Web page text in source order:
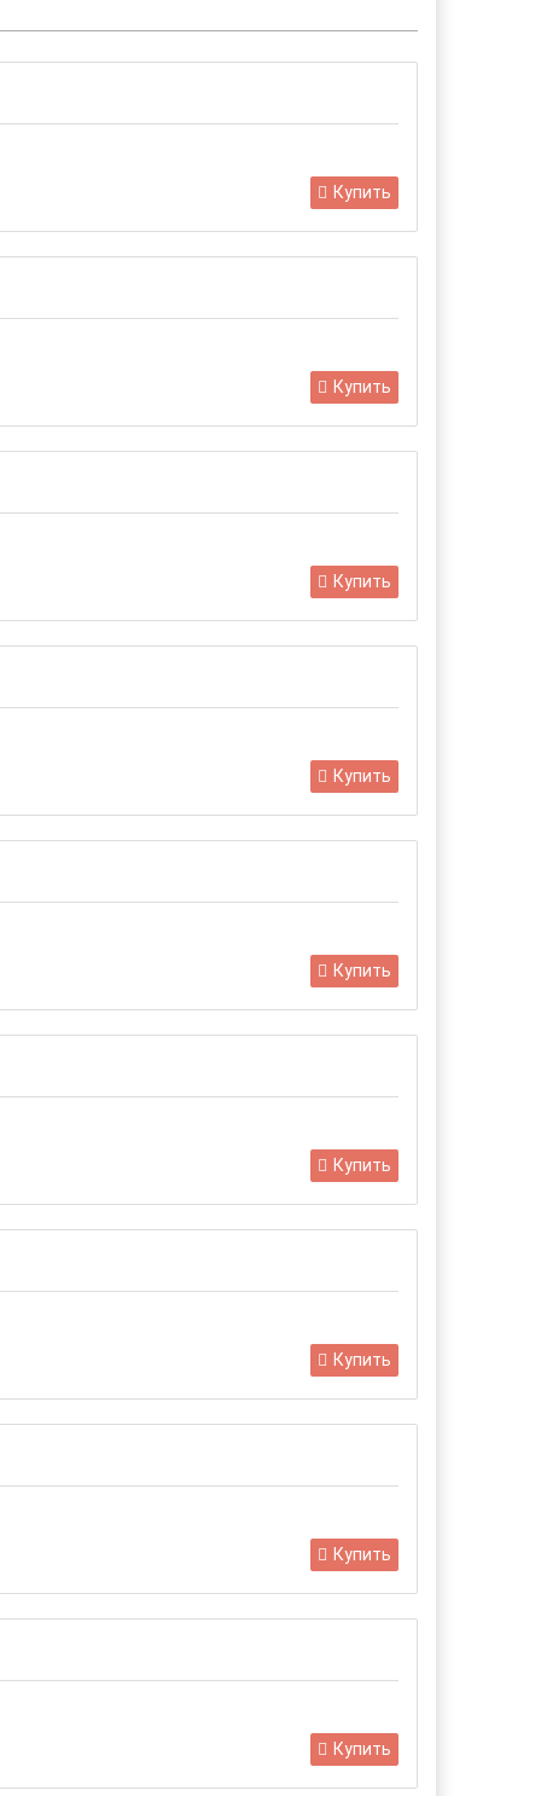
Купить
Купить
Купить
Купить
Купить
Купить
Купить
Купить
Купить